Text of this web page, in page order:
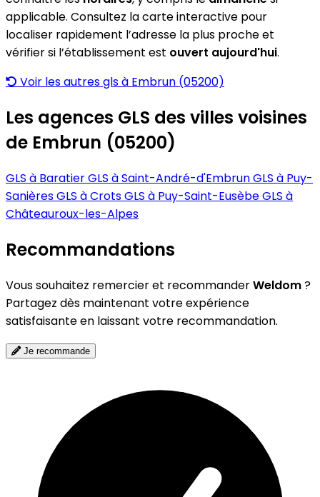
applicable. Consultez la carte interactive pour
localiser rapidement l’adresse la plus proche et
vérifier si l’établissement est ouvert aujourd'hui.
Voir les autres gls à Embrun (05200)
Les agences GLS des villes voisines
de Embrun (05200)
GLS à BaratierGLS à Saint-André-d'EmbrunGLS à Puy-
SanièresGLS à CrotsGLS à Puy-Saint-EusèbeGLS à
Châteauroux-les-Alpes
Recommandations
Vous souhaitez remercier et recommanderWeldom?
Partagez dès maintenant votre expérience
satisfaisante en laissant votre recommandation.
Je recommande